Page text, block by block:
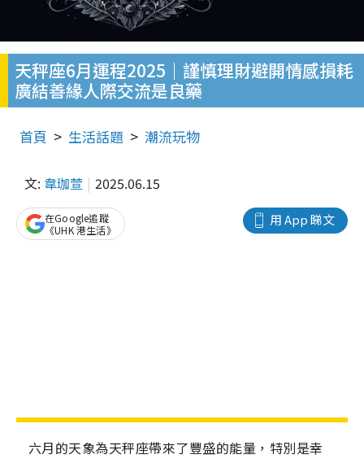
天秤座6月運程2025｜謹慎理財避開情感損耗
廣結善緣人際交流是良藥
首頁 生活話題 潮流玩物
文: 韋珈萱 2025.06.15
用 App 睇文
在Google追蹤
《UHK 港生活》
六月的天象為天秤座帶來了豐盛的能量，特別是幸